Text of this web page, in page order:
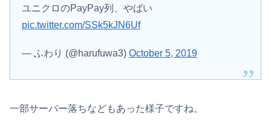
ユニクロのPayPay列、やばい
pic.twitter.com/SSk5kJN6Uf
— ふわり (@harufuwa3)October 5, 2019
一部サーバー落ちなどもあった様子ですね。